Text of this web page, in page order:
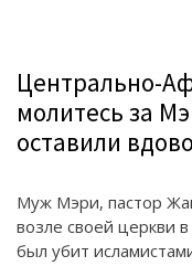
Центрально-
молитесь за
оставили
Муж Мэри, пастор
возле своей церкви
был убит